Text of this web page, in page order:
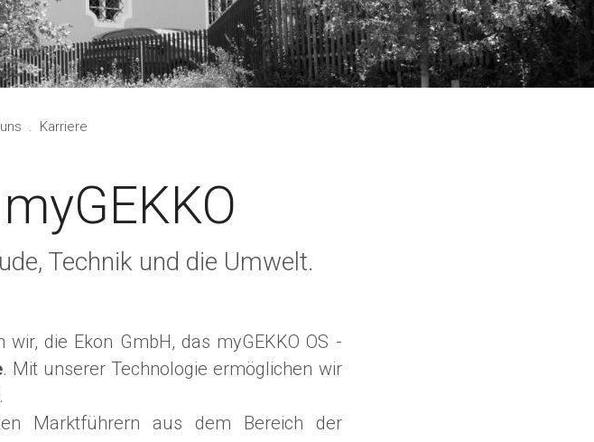
. Karriere
Technik und die Umwelt.
die Ekon GmbH, das myGEKKO OS -
. Mit unserer Technologie ermöglichen wir
Marktführern aus dem Bereich der